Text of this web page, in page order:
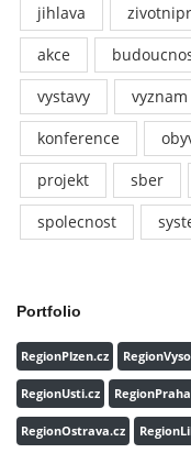
jihlava
akce
vystavy
vyznam
konference
projekt
sber
spolecnost
Portfolio
RegionPlzen.cz
RegionUsti.cz
RegionOstrava.cz